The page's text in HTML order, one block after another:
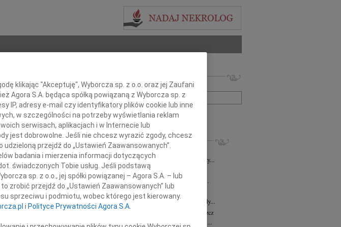
Imię i nazwisko lub numer ogłoszenia:
+ szukanie zaawansowane
INNE NEKROLOGI
06.08.2026Bydgoszcz
Sylwii Kramkowskiej wraz z Rodziną wyrazy...
05.08.2026Bydgoszcz
Arlecie Stanisławskiej oraz Jej Najbliższym...
30.07.2026
Bydgoszcz
Pani Elżbiecie Skwierzyńskiej Członkini Rady...
Janusz Ostoja-Zagórski
Bydgoszcz
Z głębokim smutkiem żegnamy prof. dr. hab....
klikając "Akceptuję", Wyborcza sp. z o.o. oraz jej Zaufani
Agora S.A. będąca spółką powiązaną z Wyborcza sp. z
IP, adresy e-mail czy identyfikatory plików cookie lub inne
w szczególności na potrzeby wyświetlania reklam
serwisach, aplikacjach i w Internecie lub
jest dobrowolne. Jeśli nie chcesz wyrazić zgody, chcesz
przejdź do „Ustawień Zaawansowanych”.
badania i mierzenia informacji dotyczących
świadczonych Tobie usług. Jeśli podstawą
sp. z o.o., jej spółki powiązanej – Agora S.A. – lub
zrobić przejdź do „Ustawień Zaawansowanych” lub
sprzeciwu i podmiotu, wobec którego jest kierowany.
i Polityce Prywatności Agora S.A.